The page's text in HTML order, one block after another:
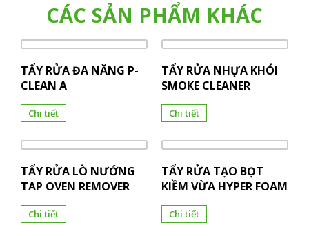
CÁC SẢN PHẨM KHÁC
TẨY RỬA ĐA NĂNG P-
CLEAN A
Chi tiết
TẨY RỬA NHỰA KHÓI
SMOKE CLEANER
Chi tiết
TẨY RỬA LÒ NƯỚNG
TAP OVEN REMOVER
Chi tiết
TẨY RỬA TẠO BỌT
KIỀM VỪA HYPER FOAM
Chi tiết